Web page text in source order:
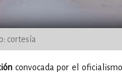
cortesía
convocada por el